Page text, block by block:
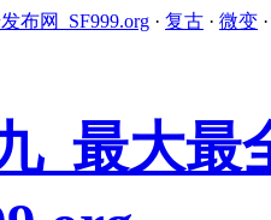
布网_SF999.org · 复古 · 微变